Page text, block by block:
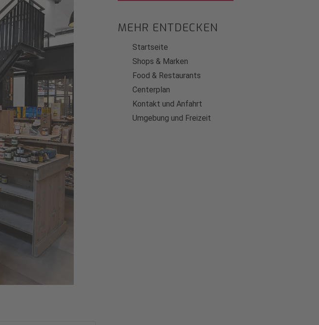
MEHR ENTDECKEN
Startseite
Shops & Marken
Food & Restaurants
Centerplan
Kontakt und Anfahrt
Umgebung und Freizeit